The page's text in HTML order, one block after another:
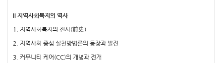
II 지역사회복지의 역사
1. 지역사회복지의 전사(前史)
2. 지역사회 중심 실천방법론의 등장과 발전
3. 커뮤니티 케어(CC)의 개념과 전개